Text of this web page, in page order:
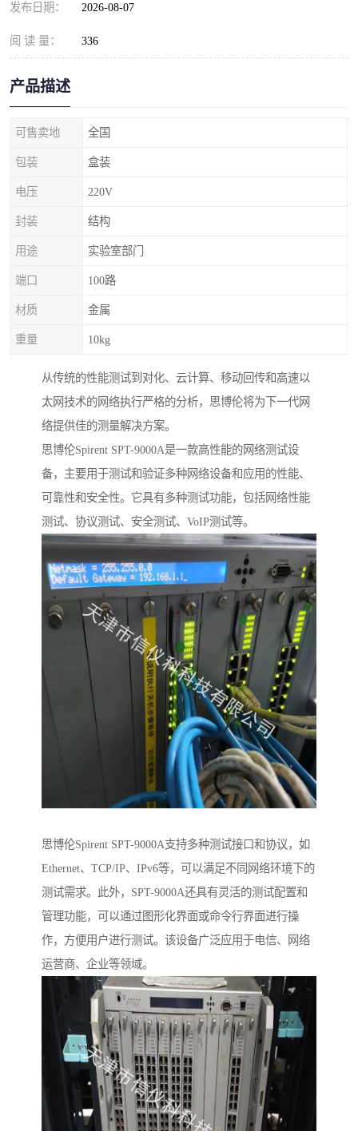
发布日期： 2026-08-07
阅 读 量： 336
产品描述
可售卖地 全国
包装 盒装
电压 220V
封装 结构
用途 实验室部门
端口 100路
材质 金属
重量 10kg
从传统的性能测试到对化、云计算、移动回传和高速以
太网技术的网络执行严格的分析，思博伦将为下一代网
络提供佳的测量解决方案。
思博伦Spirent SPT-9000A是一款高性能的网络测试设
备，主要用于测试和验证多种网络设备和应用的性能、
可靠性和安全性。它具有多种测试功能，包括网络性能
测试、协议测试、安全测试、VoIP测试等。
思博伦Spirent SPT-9000A支持多种测试接口和协议，如
Ethernet、TCP/IP、IPv6等，可以满足不同网络环境下的
测试需求。此外，SPT-9000A还具有灵活的测试配置和
管理功能，可以通过图形化界面或命令行界面进行操
作，方便用户进行测试。该设备广泛应用于电信、网络
运营商、企业等领域。